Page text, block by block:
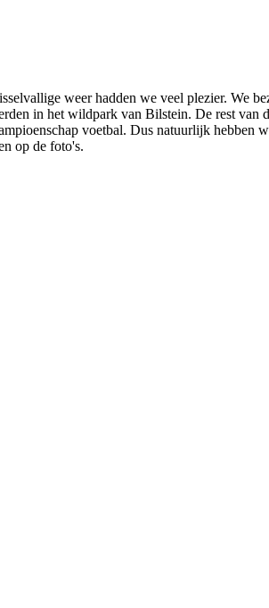
weer hadden we veel plezier. We
in het wildpark van Bilstein. De rest van
voetbal. Dus natuurlijk hebben
op de foto's.